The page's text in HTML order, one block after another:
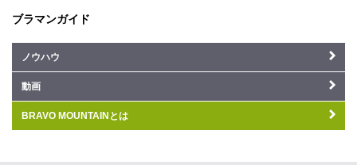
ブラマンガイド
ノウハウ
動画
BRAVO MOUNTAINとは